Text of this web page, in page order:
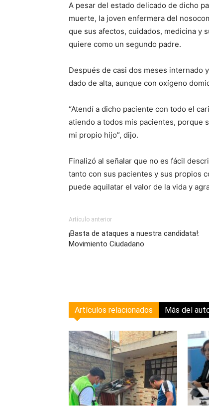
A pesar del estado delicado de dicho
muerte, la joven enfermera del
que sus afectos, cuidados, medicina y
quiere como un segundo padre.
Después de casi dos meses internado
dado de alta, aunque con oxígeno
“Atendí a dicho paciente con todo el
atiendo a todos mis pacientes, porque
mi propio hijo”, dijo.
Finalizó al señalar que no es fácil
tanto con sus pacientes y sus propios
puede aquilatar el valor de la vida y
Artículo anterior
¡Basta de ataques a nuestra candidata!:
Movimiento Ciudadano
Artículos relacionados Más del